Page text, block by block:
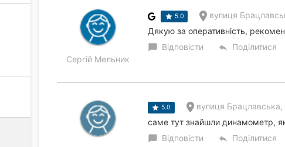
Сергій Мельник
5.0
вулиця
Дякую за оперативність,
chat_bubble Відповісти reply Поділитися
5.0
вулиця Брацлавська,
саме тут знайшли динамометр,
chat_bubble Відповісти reply Поділитися